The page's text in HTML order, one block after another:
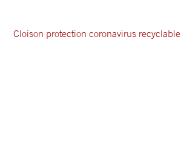
Cloison protection coronavirus recyclable